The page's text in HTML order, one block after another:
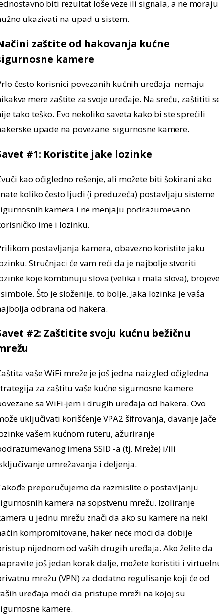
biti rezultat loše veze ili signala, a ne moraju
ukazivati na upad u sistem.
zaštite od hakovanja kućne
kamere
često korisnici povezanih kućnih uređaja nemaju
mere zaštite za svoje uređaje. Na sreću, zaštititi
tako teško. Evo nekoliko saveta kako bi ste sprečili
upade na povezane sigurnosne kamere.
#1: Koristite jake lozinke
kao očigledno rešenje, ali možete biti šokirani ako
koliko često ljudi (i preduzeća) postavljaju sisteme
kamera i ne menjaju podrazumevano
ime i lozinku.
postavljanja kamera, obavezno koristite jaku
Stručnjaci će vam reći da je najbolje stvoriti
koje kombinuju slova (velika i mala slova), brojeve
Što je složenije, to bolje. Jaka lozinka je vaša
odbrana od hakera.
#2: Zaštitite svoju kućnu bežičnu
vaše WiFi mreže je još jedna naizgled očigledna
za zaštitu vaše kućne sigurnosne kamere
sa WiFi-jem i drugih uređaja od hakera. Ovo
uključivati korišćenje VPA2 šifrovanja, davanje jače
vašem kućnom ruteru, ažuriranje
imena SSID -a (tj. Mreže) i/ili
umrežavanja i deljenja.
preporučujemo da razmislite o postavljanju
kamera na sopstvenu mrežu. Izoliranje
u jednu mrežu znači da ako su kamere na neki
kompromitovane, haker neće moći da dobije
nijednom od vaših drugih uređaja. Ako želite da
još jedan korak dalje, možete koristiti i
mrežu (VPN) za dodatno regulisanje koji će od
uređaja moći da pristupe mreži na kojoj su
kamere.